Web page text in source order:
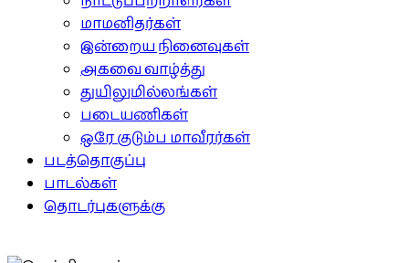
மாமனிதர்கள்
இன்றைய நினைவுகள்
அகவை வாழ்த்து
துயிலுமில்லங்கள்
படையணிகள்
ஒரே குடும்ப மாவீரர்கள்
படத்தொகுப்பு
பாடல்கள்
தொடர்புகளுக்கு